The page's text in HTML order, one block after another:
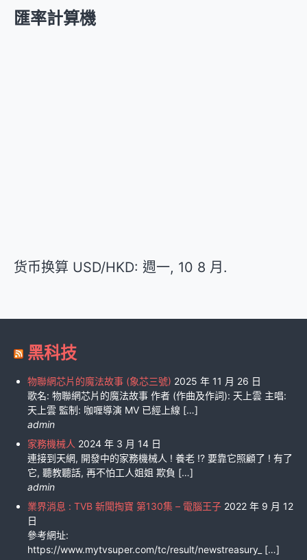
匯率計算機
货币换算 USD/HKD: 週一, 10 8 月.
黑科技
物聯網芯片的魔法故事 (象芯三號) 2025 年 11 月 26 日
歌名: 物聯網芯片的魔法故事 作者 (作曲及作詞): 天上雲 主唱:
天上雲 監制: 咖喱導演 MV 已經上線 […]
admin
家務機械人 2024 年 3 月 14 日
連接到天網, 開發中的家務機械人 ! 養老 !? 要靠它照顧了 ! 有了
它, 聽教聽話, 再不怕工人姐姐 欺負 […]
admin
業界消息 : TVB 新聞掏寶 第130集 – 電腦王子 2022 年 9 月 12
日
參考網址:
https://www.mytvsuper.com/tc/result/newstreasury_ […]